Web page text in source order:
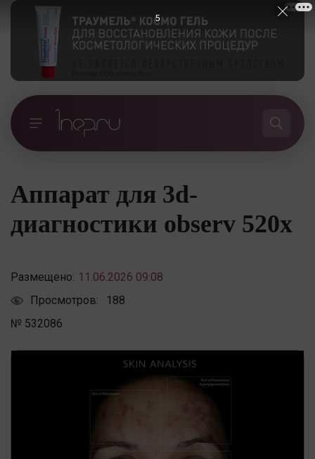
Аппарат для 3d-
диагностики observ 520x
Размещено: 11.06.2026 09:08
Просмотров:
188
№ 532086
5